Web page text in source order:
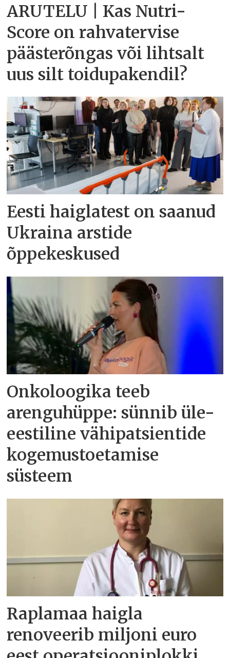
ARUTELU | Kas Nutri-
Score on rahvatervise
päästerõngas või lihtsalt
uus silt toidupakendil?
Eesti haiglatest on saanud
Ukraina arstide
õppekeskused
Onkoloogika teeb
arenguhüppe: sünnib üle-
eestiline vähipatsientide
kogemustoetamise
süsteem
Raplamaa haigla
renoveerib miljoni euro